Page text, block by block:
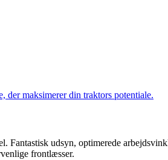
udsyn, optimerede
frontlæsser.